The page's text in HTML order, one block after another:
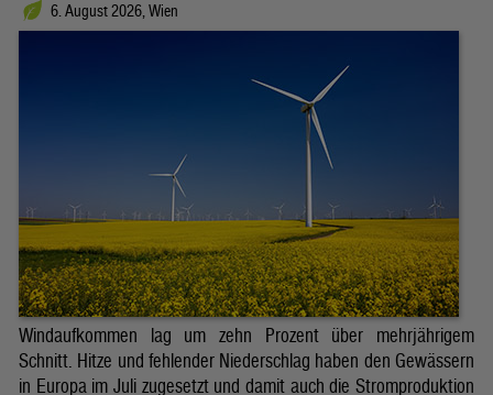
6. August 2026, Wien
Windaufkommen lag um zehn Prozent über mehrjährigem
Schnitt. Hitze und fehlender Niederschlag haben den Gewässern
in Europa im Juli zugesetzt und damit auch die Stromproduktion